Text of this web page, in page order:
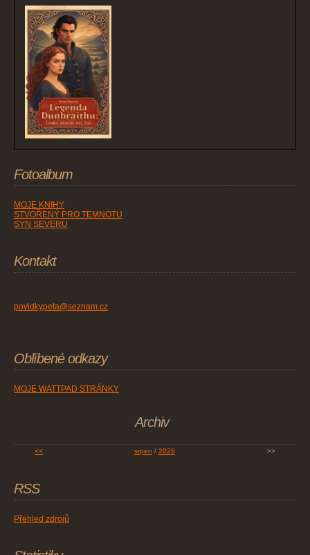
Fotoalbum
MOJE KNIHY
STVOŘENÝ PRO TEMNOTU
SYN SEVERU
Kontakt
povidkypeta@seznam.cz
Oblíbené odkazy
MOJE WATTPAD STRÁNKY
Archiv
<< srpen / 2026 >>
RSS
Přehled zdrojů